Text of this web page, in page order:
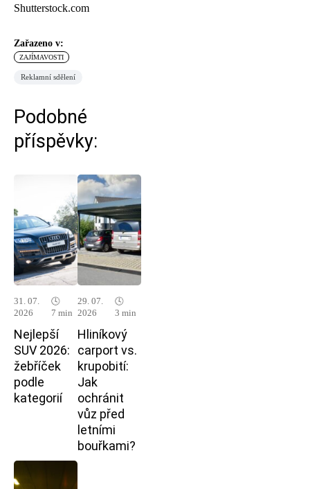
Shutterstock.com
Zařazeno v:
ZAJÍMAVOSTI
Reklamní sdělení
Podobné
příspěvky:
31. 07.
2026
🕓
7 min
Nejlepší
SUV 2026:
žebříček
podle
kategorií
29. 07.
2026
🕓
3 min
Hliníkový
carport vs.
krupobití:
Jak
ochránit
vůz před
letními
bouřkami?